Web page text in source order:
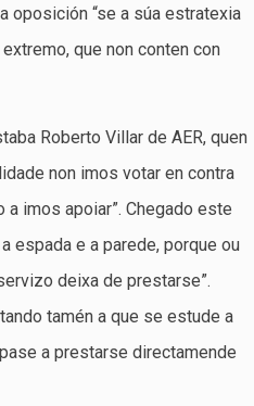
oposición “se a súa estratexia
que non conten con
Roberto Villar de AER, quen
non imos votar en contra
imos apoiar”. Chegado este
espada e a parede, porque ou
deixa de prestarse”.
tamén a que se estude a
a prestarse directamende